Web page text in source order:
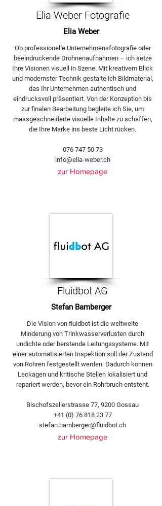
Elia Weber Fotografie
Elia Weber
Ob professionelle Unternehmensfotografie oder
beeindruckende Drohnenaufnahmen – ich setze
Ihre Visionen visuell in Szene. Mit kreativem Blick
und modernster Technik gestalte ich Bildmaterial,
das Ihr Unternehmen authentisch und
eindrucksvoll präsentiert. Von der Konzeption bis
zur finalen Bearbeitung begleite ich Sie, um
massgeschneiderte visuelle Inhalte zu schaffen,
die Ihre Marke ins beste Licht rücken.
076 747 50 73
info@elia-weber.ch
zur Homepage
Fluidbot AG
Stefan Bamberger
Die Vision von fluidbot ist die weltweite
Minderung von Trinkwasserverlusten durch
undichte oder berstende Leitungssysteme. Mit
einer automatisierten Inspektion soll der Zustand
von Rohren festgestellt werden. Dadurch können
Leckagen und kritische Stellen lokalisiert und
repariert werden, bevor ein Rohrbruch entsteht.
Bischofszellerstrasse 77, 9200 Gossau
+41 (0) 76 818 23 77
stefan.bamberger@fluidbot.ch
zur Homepage